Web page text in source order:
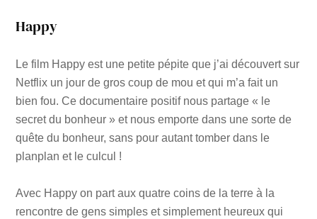
Happy
Le film Happy est une petite pépite que j’ai découvert sur
Netflix un jour de gros coup de mou et qui m’a fait un
bien fou. Ce documentaire positif nous partage « le
secret du bonheur » et nous emporte dans une sorte de
quête du bonheur, sans pour autant tomber dans le
planplan et le culcul !
Avec Happy on part aux quatre coins de la terre à la
rencontre de gens simples et simplement heureux qui